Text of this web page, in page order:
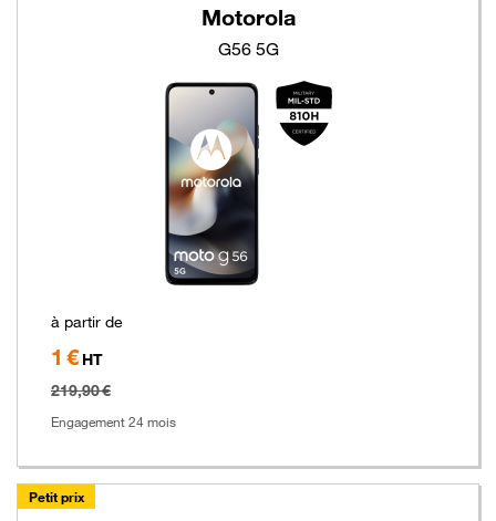
Motorola
G56 5G
à partir de
1 € HT
219,90 €
Engagement 24 mois
Petit prix